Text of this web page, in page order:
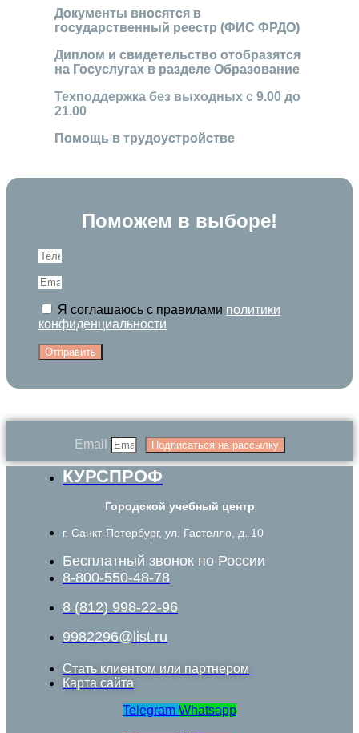
Документы вносятся в
государственный реестр (ФИС ФРДО)
Диплом и свидетельство отобразятся
на Госуслугах в разделе Образование
Техподдержка без выходных с 9.00 до
21.00
Помощь в трудоустройстве
Поможем в выборе!
Я соглашаюсь с правилами политики
конфиденциальности
Отправить
Email Подписаться на рассылку
КУРСПРОФ
Городской учебный центр
г. Санкт-Петербург, ул. Гастелло, д. 10
Бесплатный звонок по России
8-800-550-48-78
8 (812) 998-22-96
9982296@list.ru
Стать клиентом или партнером
Карта сайта
Telegram Whatsapp